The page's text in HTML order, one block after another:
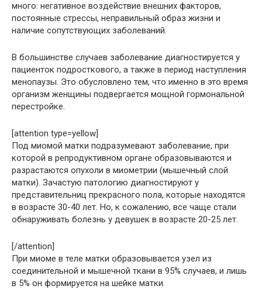
много: негативное воздействие внешних факторов,
постоянные стрессы, неправильный образ жизни и
наличие сопутствующих заболеваний.
В большинстве случаев заболевание диагностируется у
пациенток подросткового, а также в период наступления
менопаузы. Это обусловлено тем, что именно в это время
организм женщины подвергается мощной гормональной
перестройке.
[attention type=yellow]
Под миомой матки подразумевают заболевание, при
которой в репродуктивном органе образовываются и
разрастаются опухоли в миометрии (мышечный слой
матки). Зачастую патологию диагностируют у
представительниц прекрасного пола, которые находятся
в возрасте 30-40 лет. Но, к сожалению, все чаще стали
обнаруживать болезнь у девушек в возрасте 20-25 лет.
[/attention]
При миоме в теле матки образовывается узел из
соединительной и мышечной ткани в 95% случаев, и лишь
в 5% он формируется на шейке матки.